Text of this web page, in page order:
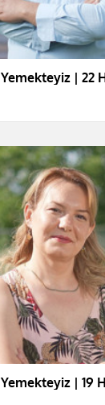
| 22
| 19